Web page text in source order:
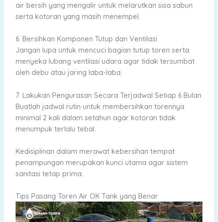
air bersih yang mengalir untuk melarutkan sisa sabun
serta kotoran yang masih menempel.
6. Bersihkan Komponen Tutup dan Ventilasi
Jangan lupa untuk mencuci bagian tutup toren serta
menyeka lubang ventilasi udara agar tidak tersumbat
oleh debu atau jaring laba-laba.
7. Lakukan Pengurasan Secara Terjadwal Setiap 6 Bulan
Buatlah jadwal rutin untuk membersihkan torennya
minimal 2 kali dalam setahun agar kotoran tidak
menumpuk terlalu tebal.
Kedisiplinan dalam merawat kebersihan tempat
penampungan merupakan kunci utama agar sistem
sanitasi tetap prima.
Tips Pasang Toren Air OK Tank yang Benar